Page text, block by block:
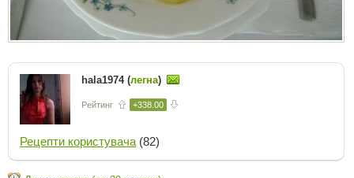
hala1974 (легна)
Рейтинг +338.00
Рецепти користувача (82)